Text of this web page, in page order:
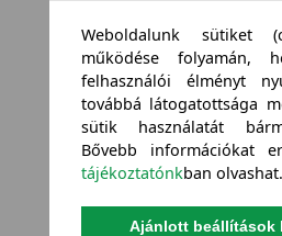
Weboldalunk sütiket
működése folyamán,
felhasználói élményt
továbbá látogatottsága
sütik használatát
Bővebb információkat
tájékoztatónkban olvashat.
Ajánlott beállítások